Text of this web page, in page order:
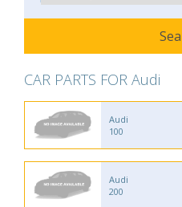
CAR PARTS FOR Audi
Audi
100
Audi
200